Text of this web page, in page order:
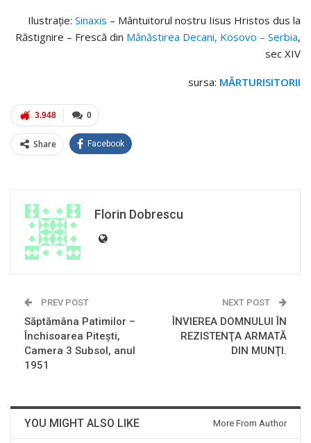
Ilustraţie: Sinaxis – Mântuitorul nostru Iisus Hristos dus la
Răstignire – Frescă din Mănăstirea Decani, Kosovo – Serbia,
sec XIV
sursa: MĂRTURISITORII
0
3.948
Share Facebook
Florin Dobrescu
PREV POST
Săptămâna Patimilor –
Închisoarea Piteşti,
Camera 3 Subsol, anul
1951
NEXT POST
ÎNVIEREA DOMNULUI ÎN
REZISTENŢA ARMATĂ
DIN MUNŢI.
YOU MIGHT ALSO LIKE More From Author